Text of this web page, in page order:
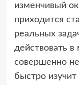
изменчивый
приходится
реальных
действовать
совершенно
быстро